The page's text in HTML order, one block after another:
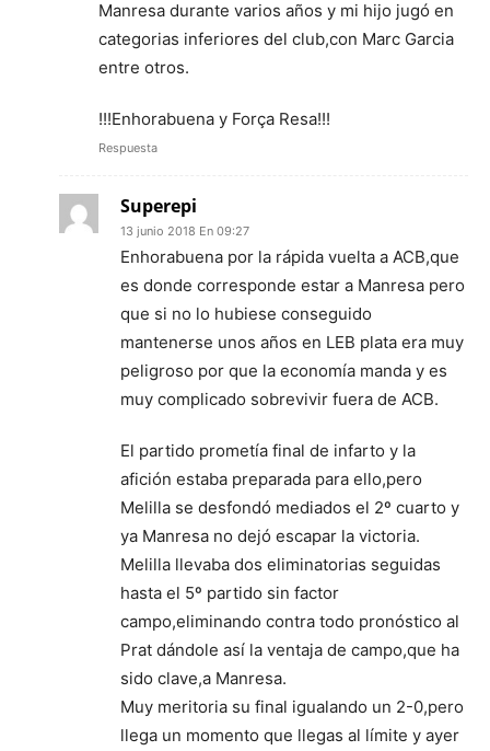
Manresa durante varios años y mi hijo jugó en
categorias inferiores del club,con Marc Garcia
entre otros.
!!!Enhorabuena y Força Resa!!!
Respuesta
Superepi
13 junio 2018 En 09:27
Enhorabuena por la rápida vuelta a ACB,que
es donde corresponde estar a Manresa pero
que si no lo hubiese conseguido
mantenerse unos años en LEB plata era muy
peligroso por que la economía manda y es
muy complicado sobrevivir fuera de ACB.
El partido prometía final de infarto y la
afición estaba preparada para ello,pero
Melilla se desfondó mediados el 2º cuarto y
ya Manresa no dejó escapar la victoria.
Melilla llevaba dos eliminatorias seguidas
hasta el 5º partido sin factor
campo,eliminando contra todo pronóstico al
Prat dándole así la ventaja de campo,que ha
sido clave,a Manresa.
Muy meritoria su final igualando un 2-0,pero
llega un momento que llegas al límite y ayer